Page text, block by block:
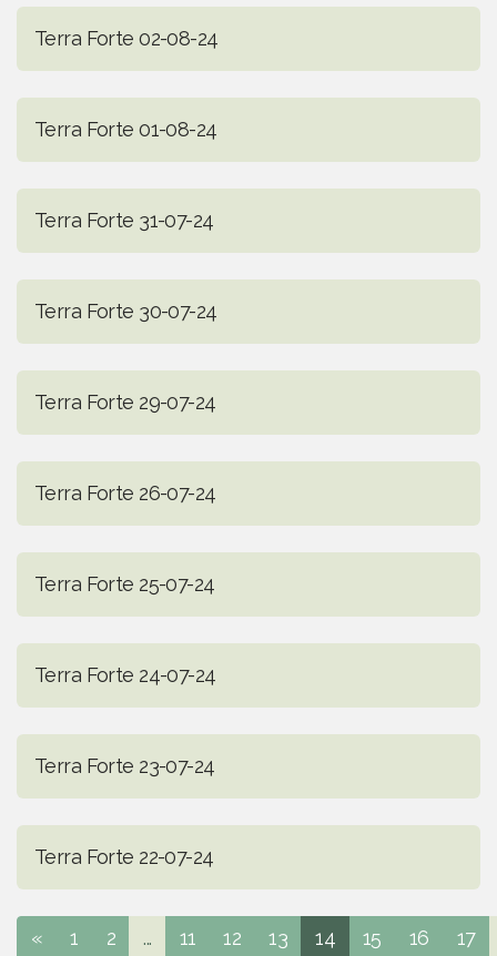
Terra Forte 02-08-24
Terra Forte 01-08-24
Terra Forte 31-07-24
Terra Forte 30-07-24
Terra Forte 29-07-24
Terra Forte 26-07-24
Terra Forte 25-07-24
Terra Forte 24-07-24
Terra Forte 23-07-24
Terra Forte 22-07-24
« 1 2 ... 11 12 13 14 15 16 17